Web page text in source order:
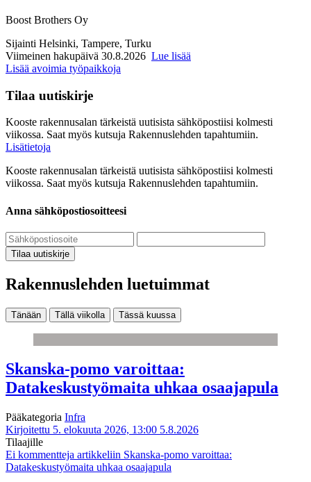
Boost Brothers Oy
Sijainti Helsinki, Tampere, Turku
Viimeinen hakupäivä 30.8.2026 Lue lisää
Lisää avoimia työpaikkoja
Tilaa uutiskirje
Kooste rakennusalan tärkeistä uutisista sähköpostiisi kolmesti
viikossa. Saat myös kutsuja Rakennuslehden tapahtumiin.
Lisätietoja
Kooste rakennusalan tärkeistä uutisista sähköpostiisi kolmesti
viikossa. Saat myös kutsuja Rakennuslehden tapahtumiin.
Anna sähköpostiosoitteesi
Tilaa uutiskirje
Rakennuslehden luetuimmat
Tänään Tällä viikolla Tässä kuussa
Skanska-pomo varoittaa:
Datakeskustyömaita uhkaa osaajapula
Pääkategoria Infra
Kirjoitettu 5. elokuuta 2026, 13:00 5.8.2026
Tilaajille
Ei kommentteja artikkeliin Skanska-pomo varoittaa:
Datakeskustyömaita uhkaa osaajapula